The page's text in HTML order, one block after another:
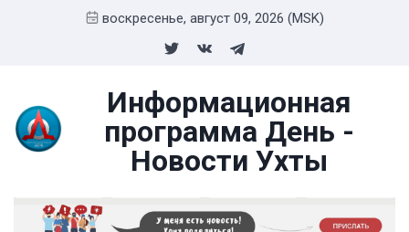
воскресенье, август 09, 2026 (MSK)
Информационная
программа День -
Новости Ухты